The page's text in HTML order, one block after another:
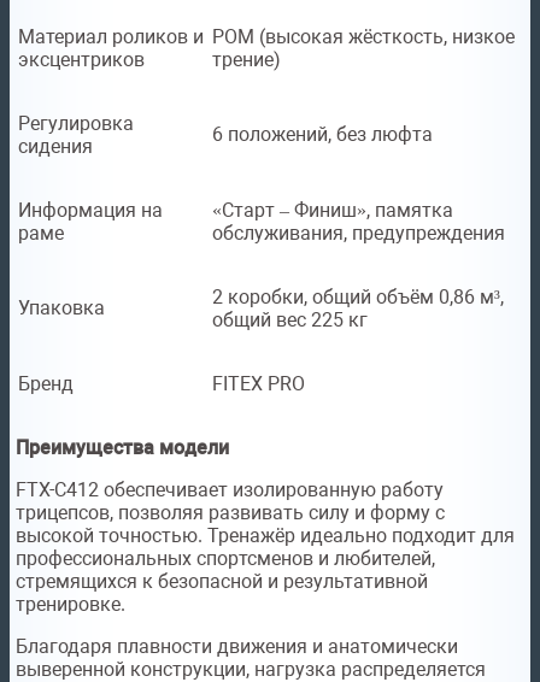
Материал роликов и
эксцентриков
POM (высокая жёсткость, низкое
трение)
Регулировка
сидения
6 положений, без люфта
Информация на
раме
«Старт – Финиш», памятка
обслуживания, предупреждения
Упаковка
2 коробки, общий объём 0,86 м³,
общий вес 225 кг
Бренд FITEX PRO
Преимущества модели
FTX-C412 обеспечивает изолированную работу
трицепсов, позволяя развивать силу и форму с
высокой точностью. Тренажёр идеально подходит для
профессиональных спортсменов и любителей,
стремящихся к безопасной и результативной
тренировке.
Благодаря плавности движения и анатомически
выверенной конструкции, нагрузка распределяется